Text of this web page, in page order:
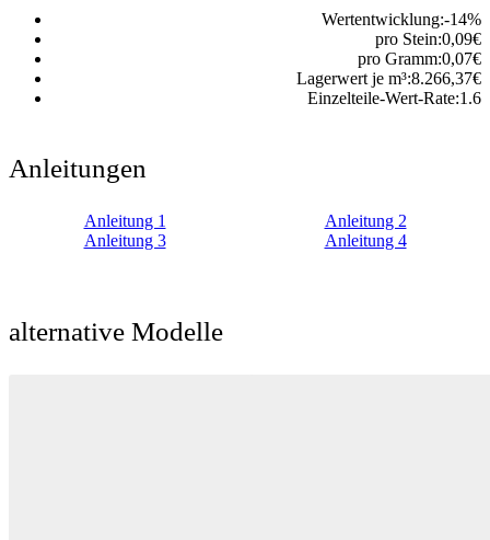
Wertentwicklung:-14%
pro Stein:0,09€
pro Gramm:0,07€
Lagerwert je m³:8.266,37€
Einzelteile-Wert-Rate:1.6
Anleitungen
Anleitung 1
Anleitung 2
Anleitung 3
Anleitung 4
alternative Modelle